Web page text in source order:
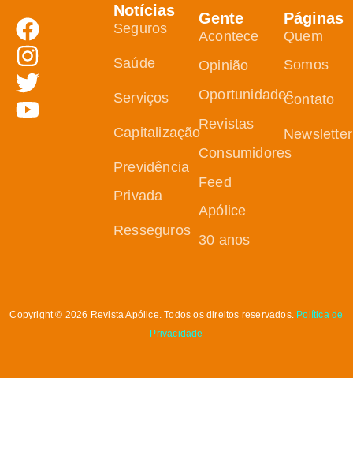
Notícias
Seguros
Saúde
Serviços
Capitalização
Previdência
Privada
Resseguros
Gente
Acontece
Opinião
Oportunidades
Revistas
Consumidores
Feed
Apólice
30 anos
Páginas
Quem
Somos
Contato
Newsletter
Copyright © 2026 Revista Apólice. Todos os direitos reservados. Política de
Privacidade